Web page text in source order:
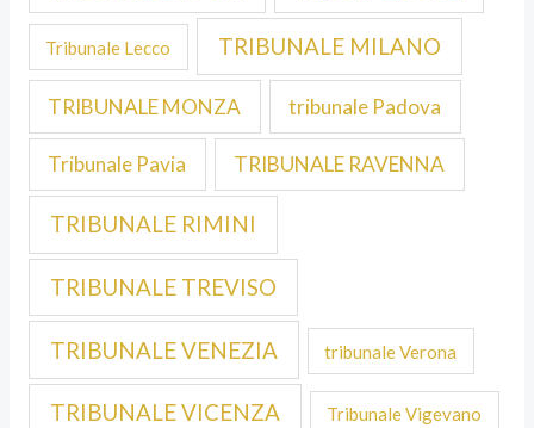
Tribunale Lecco TRIBUNALE MILANO
TRIBUNALE MONZA tribunale Padova
Tribunale Pavia TRIBUNALE RAVENNA
TRIBUNALE RIMINI
TRIBUNALE TREVISO
TRIBUNALE VENEZIA tribunale Verona
TRIBUNALE VICENZA Tribunale Vigevano